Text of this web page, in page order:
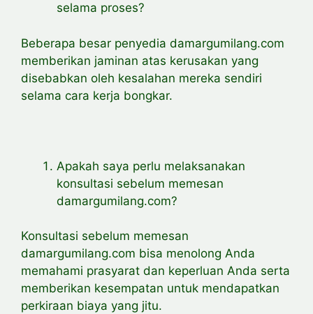
selama proses?
Beberapa besar penyedia damargumilang.com
memberikan jaminan atas kerusakan yang
disebabkan oleh kesalahan mereka sendiri
selama cara kerja bongkar.
Apakah saya perlu melaksanakan
konsultasi sebelum memesan
damargumilang.com?
Konsultasi sebelum memesan
damargumilang.com bisa menolong Anda
memahami prasyarat dan keperluan Anda serta
memberikan kesempatan untuk mendapatkan
perkiraan biaya yang jitu.